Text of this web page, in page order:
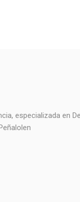
especializada en